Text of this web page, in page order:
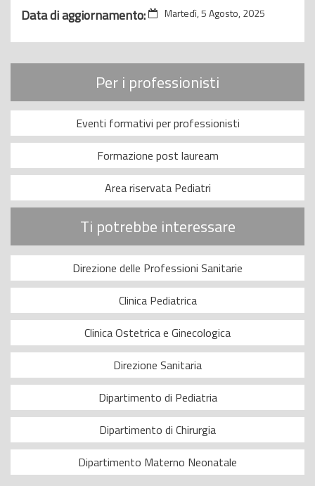
Data di aggiornamento: Martedì, 5 Agosto, 2025
Per i professionisti
Eventi formativi per professionisti
Formazione post lauream
Area riservata Pediatri
Ti potrebbe interessare
Direzione delle Professioni Sanitarie
Clinica Pediatrica
Clinica Ostetrica e Ginecologica
Direzione Sanitaria
Dipartimento di Pediatria
Dipartimento di Chirurgia
Dipartimento Materno Neonatale